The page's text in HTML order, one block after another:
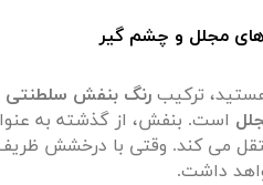
ترکیب رنگ بنفش سلطنتی
است. بنفش، از گذشته به
می کند. وقتی با درخشش
داشت.